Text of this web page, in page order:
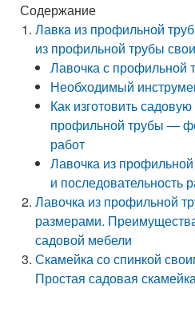
Содержание
Лавка из профильной
из профильной трубы
Лавочка с профильной
Необходимый
Как изготовить
профильной трубы —
работ
Лавочка из
и последовательность
Лавочка из профильной
размерами.
садовой мебели
Скамейка со спинкой
Простая садовая